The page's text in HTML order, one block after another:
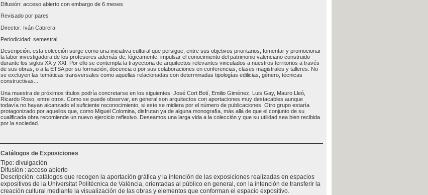
Difusión: acceso abierto con embargo de 6 meses
Revisado por pares
Director: Iván Cabrera
Periodicidad: semestral
Descripción: esta colección surge como una iniciativa cultural que persigue, entre sus objetivos prioritarios, fomentar y promocionar
la labor investigadora de los profesores además de, lógicamente, impulsar el conocimiento del patrimonio valenciano construido
durante los siglos XX y XXI. Por ello se contempla la trayectoria de arquitectos relevantes vinculados a nuestros territorios a través
de sus obras, o a la ETSA por su formación, docencia o por sus colaboraciones en conferencias, clases magistrales y talleres. No
se excluyen las temáticas transversales como aquellas relacionadas con determinadas tipologías edilicias, género, técnicas
constructivas...
Una muestra de próximos títulos podría concretarse en los siguientes: José Cort Botí, Emilio Giménez, Luis Gay, Mauro Lleó,
Ricardo Roso, entre otros. Como se puede observar, en general son arquitectos con aportaciones muy destacables aunque
todavía no hayan alcanzado el suficiente reconocimiento, si este se midiera por el número de publicaciones. Otro grupo estaría
protagonizado por aquellos que, como Miguel Colomina, disfrutan ya de alguna monografía, más allá de que el conjunto de su
cualificada obra recomiende un nuevo ejercicio reflexivo. Deseamos una larga vida a la colección y que su utilidad sea bien recibida
por la sociedad.
Catálogos de Exposiciones
Tipo: divulgación
Difusión : acceso abierto
Descripción: catálogos que recogen la aportación gráfica y la intención de las exposiciones realizadas en espacios
expositivos de la Universitat Politècnica de València, orientadas al público en general, con la intención de transferir la
creación cultural mediante la visualización de las obras y elementos que conforman el espacio expositivo.